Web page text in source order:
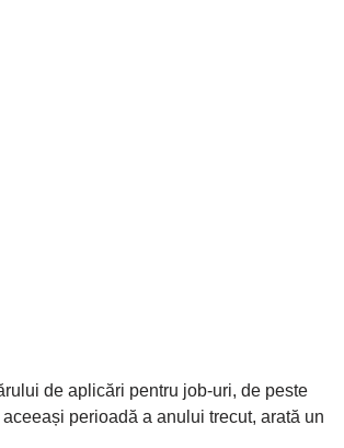
de aplicări pentru job-uri, de peste
perioadă a anului trecut, arată un